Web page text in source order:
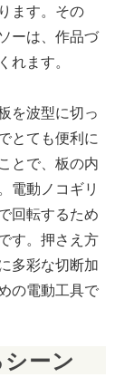
ます。その
ーは、作品づ
ます。
を波型に切っ
とても便利に
とで、板の内
電動ノコギリ
回転するため
す。押さえ方
多彩な切断加
の電動工具で
ーン